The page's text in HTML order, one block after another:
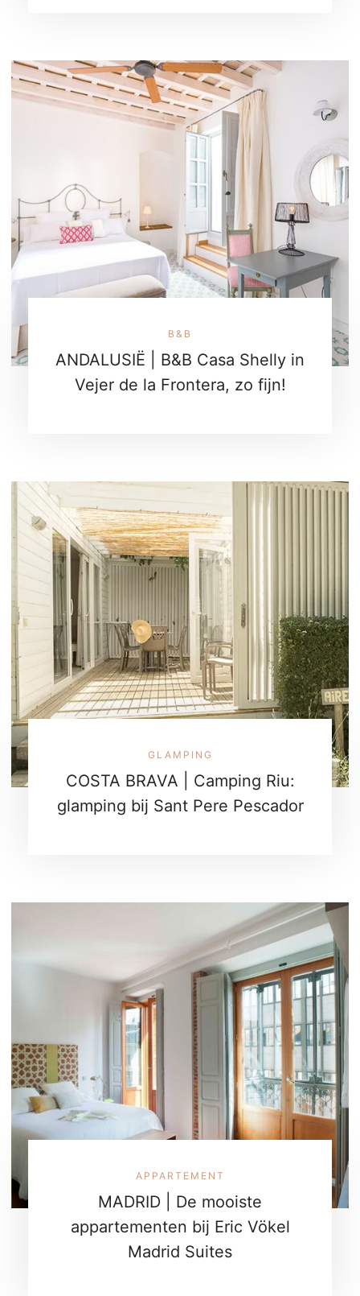
B&B
ANDALUSIË | B&B Casa Shelly in
Vejer de la Frontera, zo fijn!
GLAMPING
COSTA BRAVA | Camping Riu:
glamping bij Sant Pere Pescador
APPARTEMENT
MADRID | De mooiste
appartementen bij Eric Vökel
Madrid Suites